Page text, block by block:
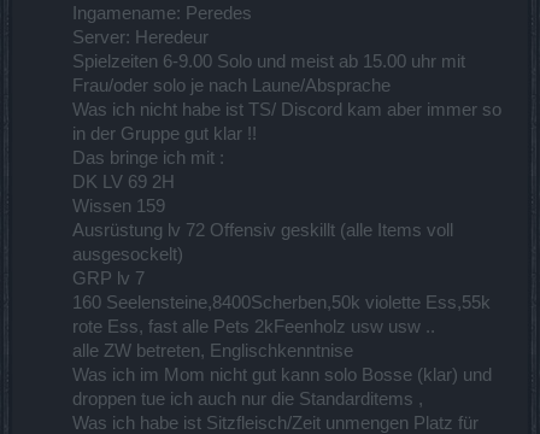
Ingamename: Peredes
Server: Heredeur
Spielzeiten 6-9.00 Solo und meist ab 15.00 uhr mit
Frau/oder solo je nach Laune/Absprache
Was ich nicht habe ist TS/ Discord kam aber immer so
in der Gruppe gut klar !!
Das bringe ich mit :
DK LV 69 2H
Wissen 159
Ausrüstung lv 72 Offensiv geskillt (alle Items voll
ausgesockelt)
GRP lv 7
160 Seelensteine,8400Scherben,50k violette Ess,55k
rote Ess, fast alle Pets 2kFeenholz usw usw ..
alle ZW betreten, Englischkenntnise
Was ich im Mom nicht gut kann solo Bosse (klar) und
droppen tue ich auch nur die Standarditems ,
Was ich habe ist Sitzfleisch/Zeit unmengen Platz für